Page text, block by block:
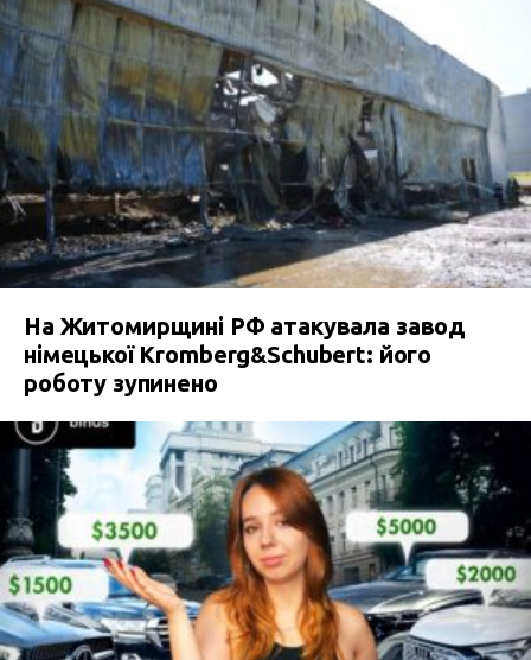
На Житомирщині РФ атакувала завод
німецької Kromberg&Schubert: його
роботу зупинено